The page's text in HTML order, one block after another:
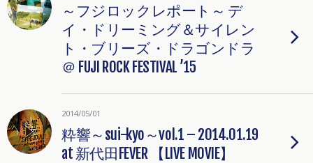
～フジロックレポート～ デ
イ・ドリーミング＆サイレン
ト・ブリーズ・ドラゴンドラ
＠ FUJI ROCK FESTIVAL ’15
2014/05/01
粋響～sui-kyo～vol.1 – 2014.01.19
at 新代田FEVER 【LIVE MOVIE】